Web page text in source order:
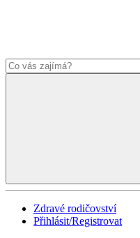
Zdravé rodičovství
Přihlásit/Registrovat